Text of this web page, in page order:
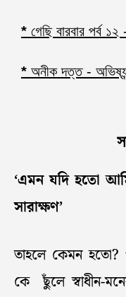
* গেছি বারবার পর্ব
* অনীক দত্ত -
‘এমন যদি হতো
সারাক্ষণ’
তাহলে কেমন হতো?
কে ছুঁলে স্বাধীন-